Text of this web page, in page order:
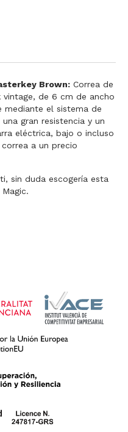
Brown: Correa de
de 6 cm de ancho
mediante el sistema de
gran resistencia y un
eléctrica, bajo o incluso
a un precio
sin duda escogería esta